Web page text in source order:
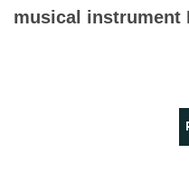
musical instrument